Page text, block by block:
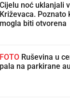
Cijelu noć uklanjali
Križevaca. Poznato
mogla biti otvorena
FOTO
pala na parkirane